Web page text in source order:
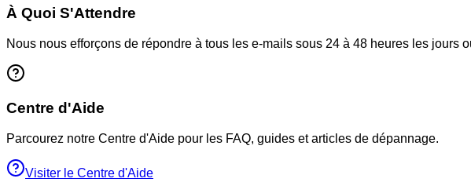
À Quoi S'Attendre
Nous nous efforçons de répondre à tous les e-mails sous 24 à 48 heures les
Centre d'Aide
Parcourez notre Centre d'Aide pour les FAQ, guides et articles de dépannage.
Visiter le Centre d'Aide